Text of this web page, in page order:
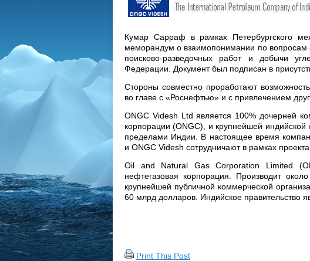
Кумар Сарраф в рамках Петербургского
меморандум о взаимопонимании по вопросам
поисково-разведочных работ и добычи
Федерации. Документ был подписан в
Стороны совместно проработают
во главе с «Роснефтью» и с привлечением
ONGC Videsh Ltd является 100% дочерней
корпорации (ONGC), и крупнейшей
пределами Индии. В настоящее время
и ONGC Videsh сотрудничают в рамках
Oil and Natural Gas Corporation Limited
нефтегазовая корпорация. Производит
крупнейшей публичной коммерческой
60 млрд долларов. Индийское правительство
Print This Post